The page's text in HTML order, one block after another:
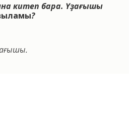
ПЕРСОНАЛИИ
китеп бара. Үҙағышы
?
ағышы.